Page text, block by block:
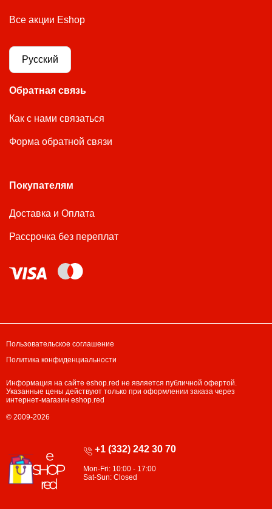
Все акции Eshop
Русский
Обратная связь
Как с нами связаться
Форма обратной связи
Покупателям
Доставка и Оплата
Рассрочка без переплат
+1 (332) 242 30 70
Mon-Fri: 10:00 - 17:00
Sat-Sun: Closed
Пользовательское соглашение
Политика конфиденциальности
Информация на сайте eshop.red не является публичной офертой.
Указанные цены действуют только при оформлении заказа через
интернет-магазин eshop.red
© 2009-2026